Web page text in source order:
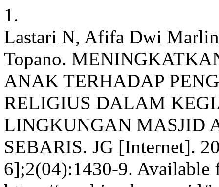
1.
Lastari N, Afifa Dwi
Topano.
ANAK TERHADAP
RELIGIUS DALAM
LINGKUNGAN MASJID
SEBARIS. JG [Internet].
6];2(04):1430-9. Available